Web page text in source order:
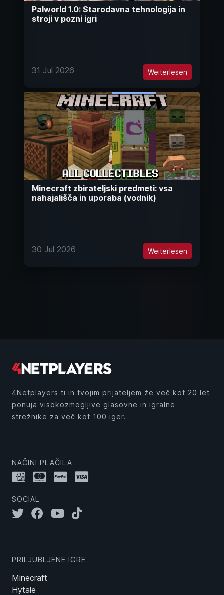
Palworld 1.0: Starodavna tehnologija in
stroji v pozni igri
31 Jul 2026 Weiterlesen
Minecraft zbirateljski predmeti: vsa
nahajališča in uporaba (vodnik)
30 Jul 2026 Weiterlesen
4Netplayers ti in tvojim prijateljem že več kot 20 let
ponuja visokozmogljive glasovne in igralne
strežnike za več kot 100 iger.
NAČINI PLAČILA
SOCIAL
PRILJUBLJENE IGRE
Minecraft
Hytale